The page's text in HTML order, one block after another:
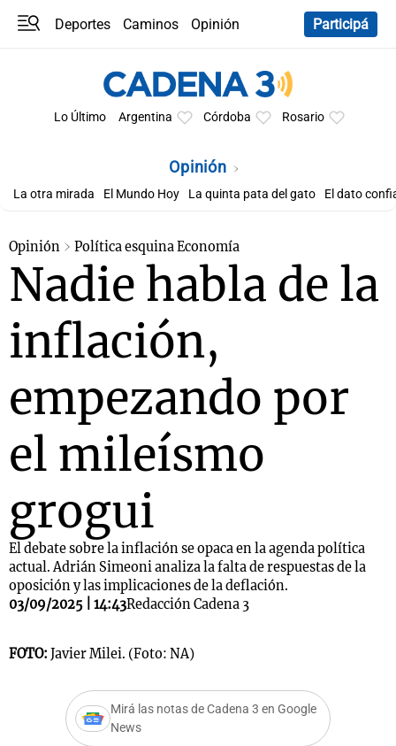
Deportes Caminos
Opinión
Participá
Lo Último Argentina Córdoba Rosario
Opinión
La otra mirada El Mundo Hoy La quinta pata del gato El dato
Opinión Política esquina Economía
Nadie habla de la
inflación,
empezando por
el mileísmo
grogui
El debate sobre la inflación se opaca en la agenda política
actual. Adrián Simeoni analiza la falta de respuestas de la
oposición y las implicaciones de la deflación.
03/09/2025 | 14:43Redacción Cadena 3
FOTO: Javier Milei. (Foto: NA)
Mirá las notas de Cadena 3 en Google
News